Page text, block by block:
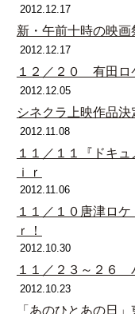
2012.12.17
新・午前十時の映画
2012.12.17
１２／２０ 有田ロ
2012.12.05
シネクラ上映作品決
2012.11.08
１１／１１『ドキ
ｉｒ
2012.11.06
１１／１０唐津ロ
ｒ！
2012.10.30
１１／２３～２６
2012.10.23
「あのひとあの日